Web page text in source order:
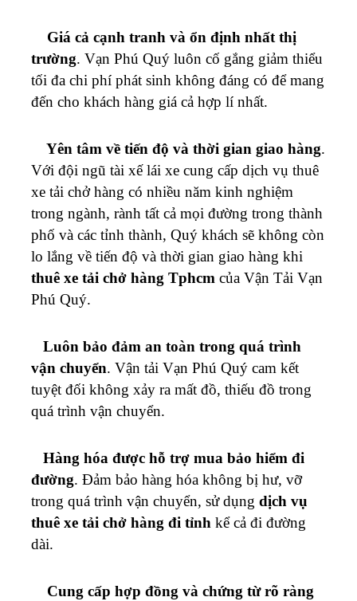
Giá cả cạnh tranh và ổn định nhất thị
trường. Vạn Phú Quý luôn cố gắng giảm thiểu
tối đa chi phí phát sinh không đáng có để mang
đến cho khách hàng giá cả hợp lí nhất.
Yên tâm về tiến độ và thời gian giao hàng.
Với đội ngũ tài xế lái xe cung cấp dịch vụ thuê
xe tải chở hàng có nhiều năm kinh nghiệm
trong ngành, rành tất cả mọi đường trong thành
phố và các tỉnh thành, Quý khách sẽ không còn
lo lắng về tiến độ và thời gian giao hàng khi
thuê xe tải chở hàng Tphcm của Vận Tải Vạn
Phú Quý.
Luôn bảo đảm an toàn trong quá trình
vận chuyển. Vận tải Vạn Phú Quý cam kết
tuyệt đối không xảy ra mất đồ, thiếu đồ trong
quá trình vận chuyển.
Hàng hóa được hỗ trợ mua bảo hiểm đi
đường. Đảm bảo hàng hóa không bị hư, vỡ
trong quá trình vận chuyển, sử dụng dịch vụ
thuê xe tải chở hàng đi tỉnh kể cả đi đường
dài.
Cung cấp hợp đồng và chứng từ rõ ràng